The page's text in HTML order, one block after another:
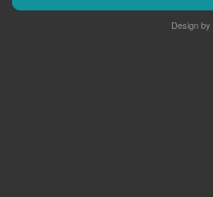
Design by